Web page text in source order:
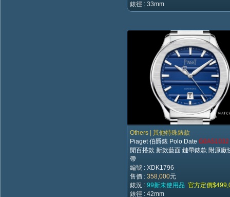
錶徑 : 33mm
Others | 其他特殊錶款
Piaget 伯爵錶 Polo Date
閒百搭款 新款藍面 鏈帶錶款 附原廠
帶
編號 : XDK1796
售價 : 358,000元
錶況 : 99新未使用品 官方定價
錶徑 : 42mm